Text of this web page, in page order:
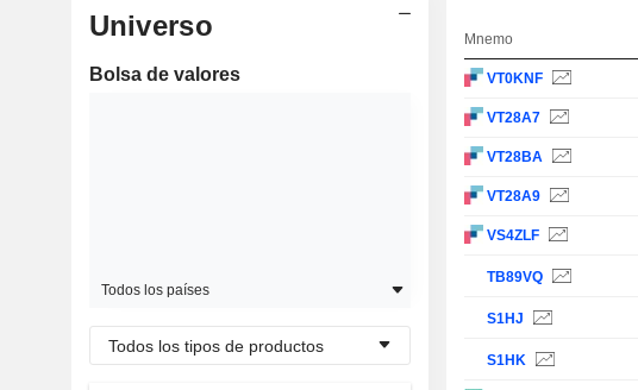
Universo
Bolsa de valores
Todos los países
Todos los tipos de productos
Mnemo
VT0KNF
VT28A7
VT28BA
VT28A9
VS4ZLF
TB89VQ
S1HJ
S1HK